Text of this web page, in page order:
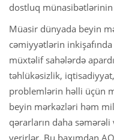
dostluq
Müasir dünyada beyin
cəmiyyətlərin
müxtəlif sahələrdə
təhlükəsizlik,
problemlərin həlli üçün
beyin mərkəzləri həm
qərarların daha
verirlər. Bu baxımdan